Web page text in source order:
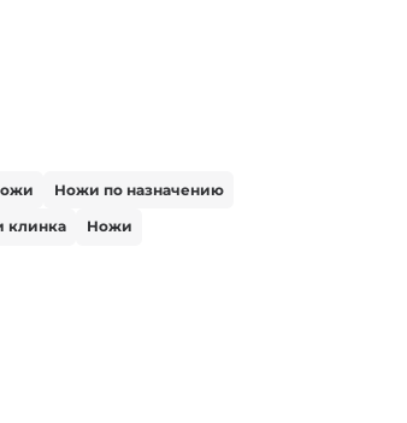
Ножи по назначению
клинка Ножи